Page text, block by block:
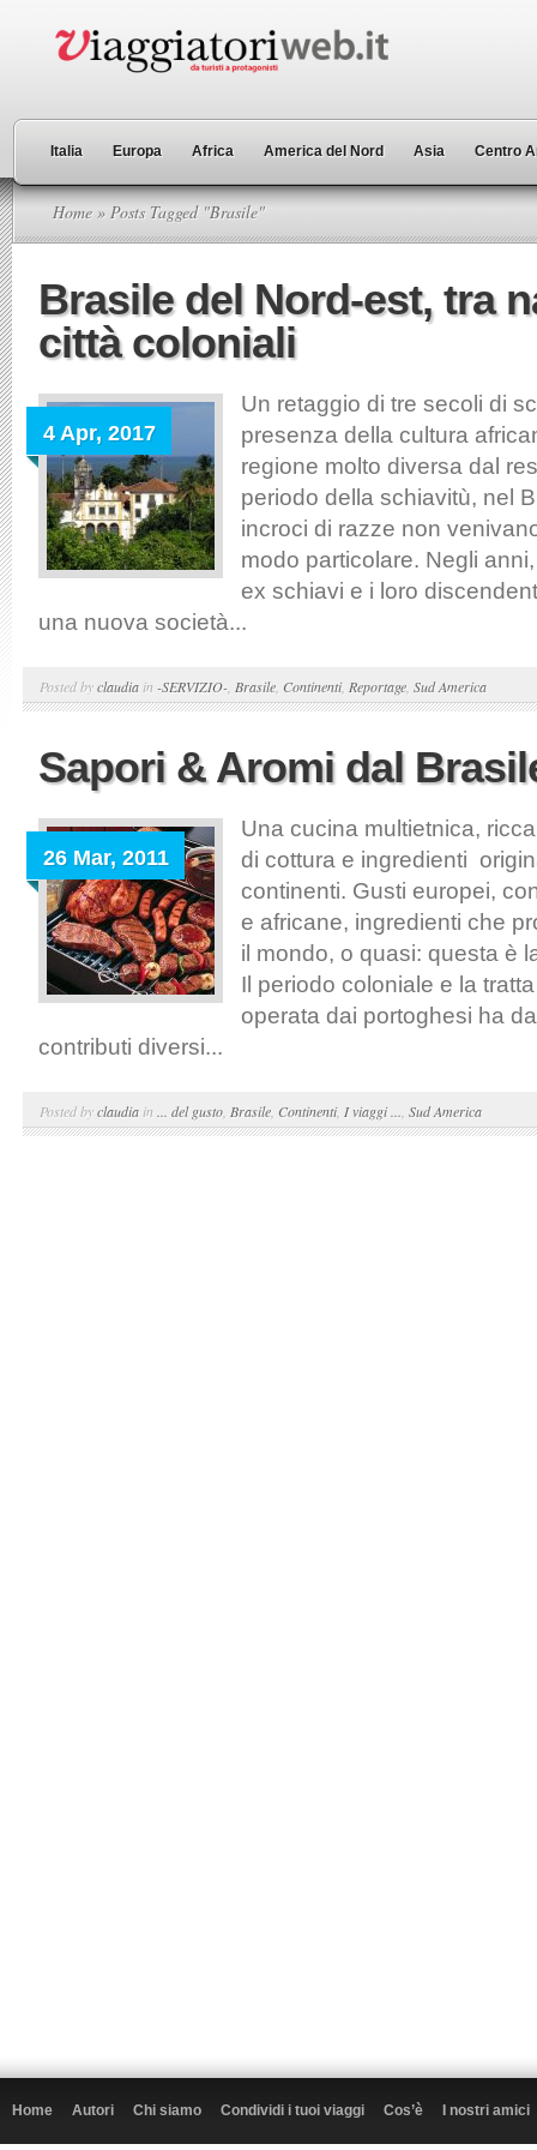
Italia Europa Africa America del Nord Asia Centro
Home » Posts Tagged "Brasile"
Brasile del Nord-est, tra
città coloniali
4 Apr, 2017
Un retaggio di tre secoli di
presenza della cultura
regione molto diversa dal
periodo della schiavitù, nel
incroci di razze non
modo particolare. Negli
ex schiavi e i loro
una nuova società...
Posted byclaudia in -SERVIZIO- Brasile Continenti, Reportage Sud America
Sapori & Aromi dal
26 Mar, 2011
Una cucina multietnica,
di cottura e ingredienti
continenti. Gusti europei,
e africane, ingredienti che
il mondo, o quasi: questa è
Il periodo coloniale e la
operata dai portoghesi ha
contributi diversi...
Posted byclaudia in ... del gusto Brasile Continenti, I viaggi ... Sud America
Home Autori Chi siamo Condividi i tuoi viaggi Cos’è I nostri amici